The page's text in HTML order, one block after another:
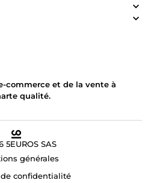
commerce et de la vente à
qualité.
5EUROS SAS
générales
confidentialité